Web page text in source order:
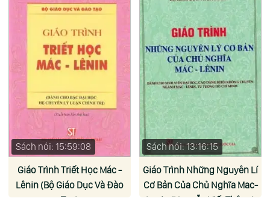
Sách nói: 15:59:08
Giáo Trình Triết Học Mác -
Lênin (Bộ Giáo Dục Và Đào
Sách nói: 13:16:15
Giáo Trình Những Nguyên Lí
Cơ Bản Của Chủ Nghĩa Mac-